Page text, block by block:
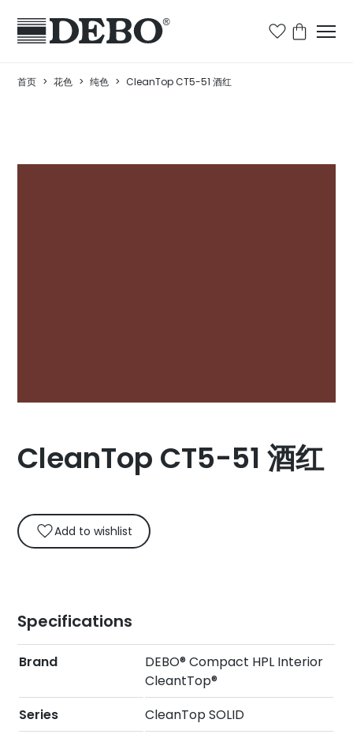
首页 > 花色 > 纯色 > CleanTop CT5-51 酒红
CleanTop CT5-51 酒红
Add to wishlist
Specifications
Brand
DEBO® Compact HPL Interior
CleantTop®
Series
CleanTop SOLID